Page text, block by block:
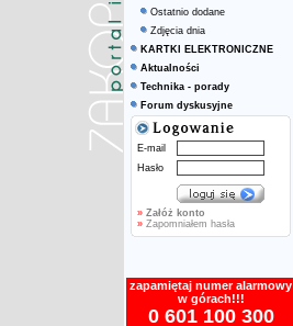
Ostatnio dodane
Zdjęcia dnia
KARTKI ELEKTRONICZNE
Aktualności
Technika - porady
Forum dyskusyjne
E-mail
Hasło
» Załóż konto
» Zapomniałem hasła
zapamiętaj numer alarmowy
w górach!!!
0 601 100 300